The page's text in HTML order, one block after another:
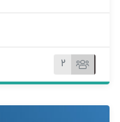
2